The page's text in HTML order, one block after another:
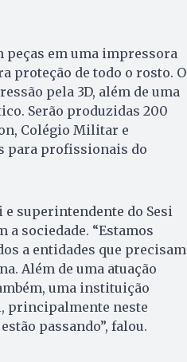
peças em uma impressora
proteção de todo o rosto. O
pela 3D, além de uma
Serão produzidas 200
Colégio Militar e
para profissionais do
e superintendente do Sesi
sociedade. “Estamos
a entidades que precisam
Além de uma atuação
uma instituição
principalmente neste
passando”, falou.